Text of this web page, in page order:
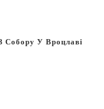
Собору У Вроцлаві